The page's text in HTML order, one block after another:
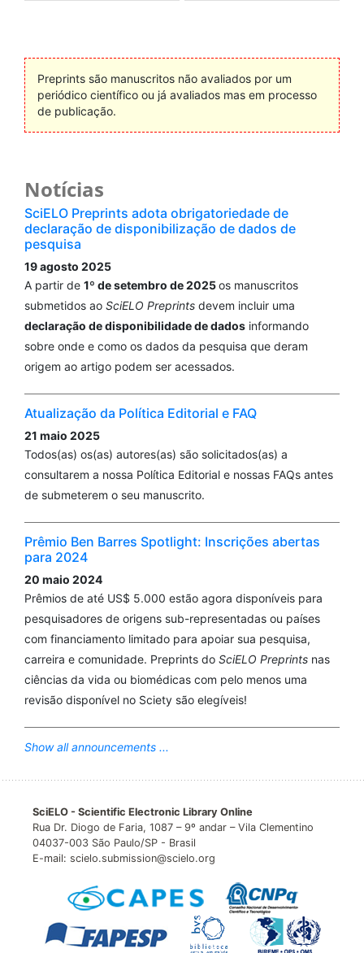
Preprints são manuscritos não avaliados por um
periódico científico ou já avaliados mas em processo
de publicação.
Notícias
SciELO Preprints adota obrigatoriedade de
declaração de disponibilização de dados de
pesquisa
19 agosto 2025
A partir de 1º de setembro de 2025os manuscritos
submetidos ao SciELO Preprints devem incluir uma
declaração de disponibilidade de dados informando
sobre onde e como os dados da pesquisa que deram
origem ao artigo podem ser acessados.
Atualização da Política Editorial e FAQ
21 maio 2025
Todos(as) os(as) autores(as) são solicitados(as) a
consultarem a nossa Política Editorial e nossas FAQs antes
de submeterem o seu manuscrito.
Prêmio Ben Barres Spotlight: Inscrições abertas
para 2024
20 maio 2024
Prêmios de até US$ 5.000 estão agora disponíveis para
pesquisadores de origens sub-representadas ou países
com financiamento limitado para apoiar sua pesquisa,
carreira e comunidade. Preprints do SciELO Preprints nas
ciências da vida ou biomédicas com pelo menos uma
revisão disponível no Sciety são elegíveis!
Show all announcements ...
SciELO - Scientific Electronic Library Online
Rua Dr. Diogo de Faria, 1087 – 9º andar – Vila Clementino
04037-003 São Paulo/SP - Brasil
E-mail: scielo.submission@scielo.org